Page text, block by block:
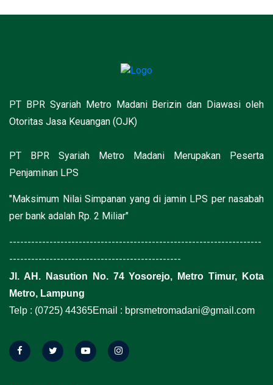
PT BPR Syariah Metro Madani Berizin dan Diawasi oleh
Otoritas Jasa Keuangan (OJK)
PT BPR Syariah Metro Madani Merupakan Peserta
Penjaminan LPS
"Maksimum Nilai Simpanan yang di jamin LPS per nasabah
per bank adalah Rp. 2 Miliar"
---------------------------------------------------------------------
-----------------------------------------------
Jl. AH. Nasution No. 74 Yosorejo, Metro Timur, Kota
Metro, Lampung
Telp : (0725) 44365Email : bprsmetromadani@gmail.com